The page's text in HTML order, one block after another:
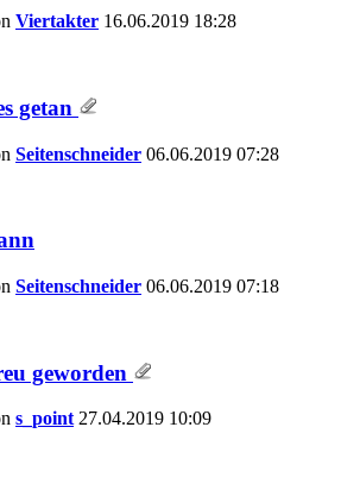
Viertakter 16.06.2019 18:28
getan
Seitenschneider 06.06.2019 07:28
Seitenschneider 06.06.2019 07:18
geworden
s_point 27.04.2019 10:09